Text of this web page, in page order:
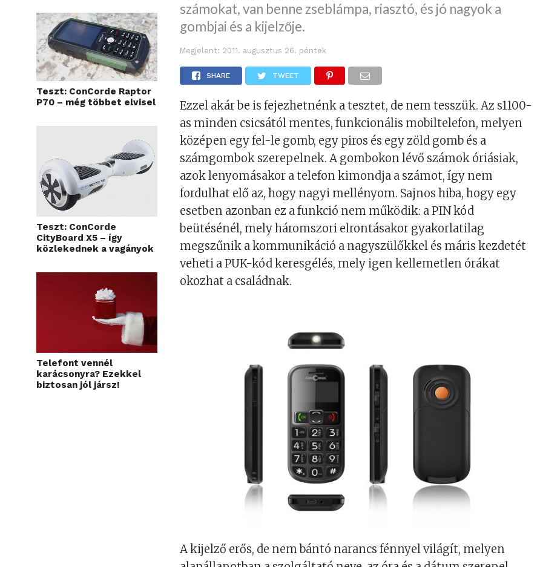
Teszt: ConCorde Raptor
P70 – még többet elvisel
Teszt: ConCorde
CityBoard X5 – így
közlekednek a vagányok
Telefont vennél
karácsonyra? Ezekkel
biztosan jól jársz!
számokat, van benne zseblámpa, riasztó, és jó nagyok a
gombjai és a kijelzője.
Megjelent: 2011. augusztus 26. péntek
SHARE TWEET
Ezzel akár be is fejezhetnénk a tesztet, de nem tesszük. Az s1100-
as minden csicsától mentes, funkcionális mobiltelefon, melyen
középen egy fel-le gomb, egy piros és egy zöld gomb és a
számgombok szerepelnek. A gombokon lévő számok óriásiak,
azok lenyomásakor a telefon kimondja a számot, így nem
fordulhat elő az, hogy nagyi mellényom. Sajnos hiba, hogy egy
esetben azonban ez a funkció nem működik: a PIN kód
beütésénél, mely háromszori elrontásakor gyakorlatilag
megszűnik a kommunikáció a nagyszülőkkel és máris kezdetét
veheti a PUK-kód keresgélés, mely igen kellemetlen órákat
okozhat a családnak.
A kijelző erős, de nem bántó narancs fénnyel világít, melyen